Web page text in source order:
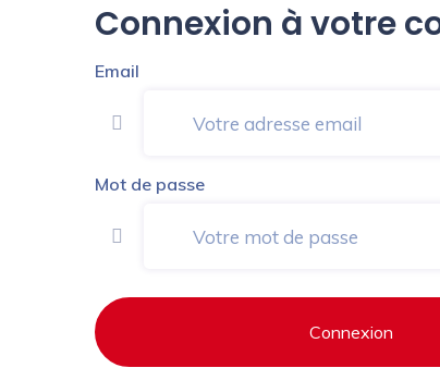
Connexion à votre
Email
Mot de passe
Connexion